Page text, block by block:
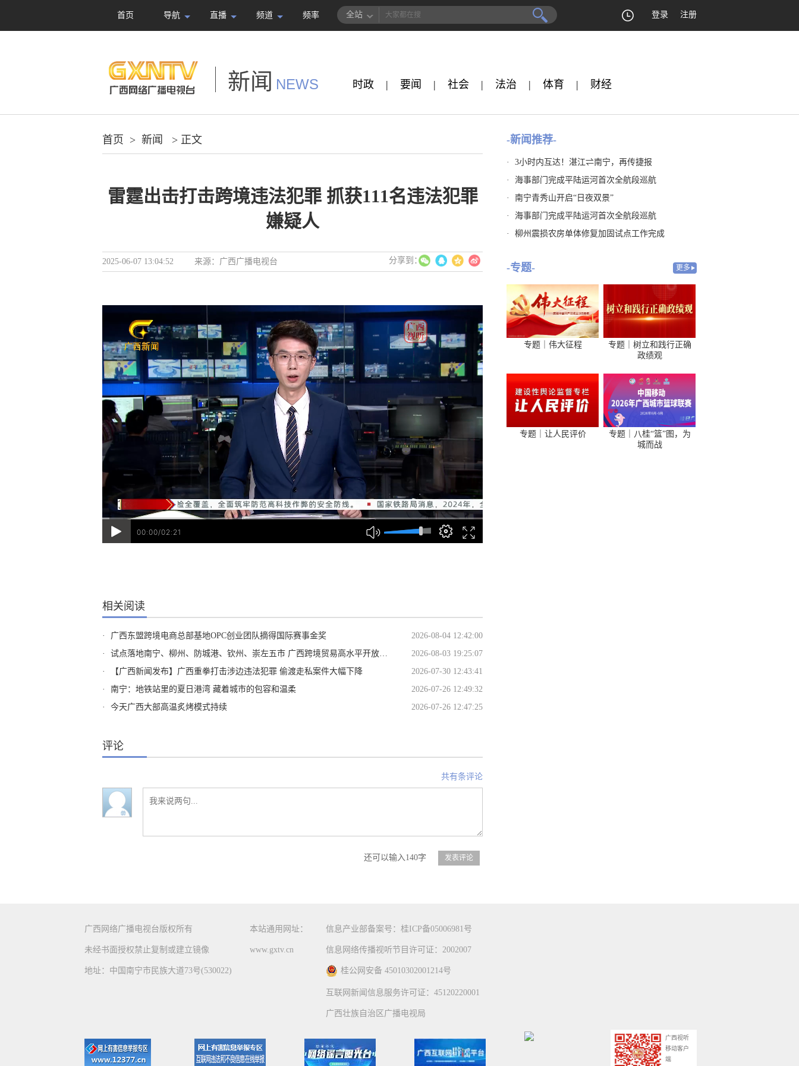
首页 导航 直播 频道 频率 全站 登录 注册
新闻 NEWS 时政 | 要闻 | 社会 | 法治 | 体育 | 财经
首页 > 新闻 > 正文
雷霆出击打击跨境违法犯罪 抓获111名违法犯罪
嫌疑人
2025-06-07 13:04:52 来源： 广西广播电视台
00:00/02:21
相关阅读
· 广西东盟跨境电商总部基地OPC创业团队摘得国际赛事金奖
2026-08-04 12:42:00
·
试点落地南宁、柳州、防城港、钦州、崇左五市 广西跨境贸易高水平开放试点8月1日起实施
2026-08-03 19:25:07
·
【广西新闻发布】广西重拳打击涉边违法犯罪 偷渡走私案件大幅下降
2026-07-30 12:43:41
·
南宁：地铁站里的夏日港湾 藏着城市的包容和温柔
2026-07-26 12:49:32
·
今天广西大部高温炙烤模式持续 2026-07-26 12:47:25
评论
共有条评论
还可以输入140字
-新闻推荐-
·
3小时内互达！湛江⇌南宁，再传捷报
·
海事部门完成平陆运河首次全航段巡航
·
南宁青秀山开启“日夜双景”
·
海事部门完成平陆运河首次全航段巡航
·
柳州震损农房单体修复加固试点工作完成
-专题- 更多
专题｜伟大征程
专题｜树立和践行正确
政绩观
专题｜让人民评价
专题｜八桂“篮”图，为
城而战
广西网络广播电视台版权所有
未经书面授权禁止复制或建立镜像
地址：中国南宁市民族大道73号(530022)
本站通用网址：
www.gxtv.cn
信息产业部备案号：桂ICP备05006981号
信息网络传播视听节目许可证：2002007
桂公网安备 45010302001214号
互联网新闻信息服务许可证：45120220001
广西壮族自治区广播电视局
广西视听
移动客户
端